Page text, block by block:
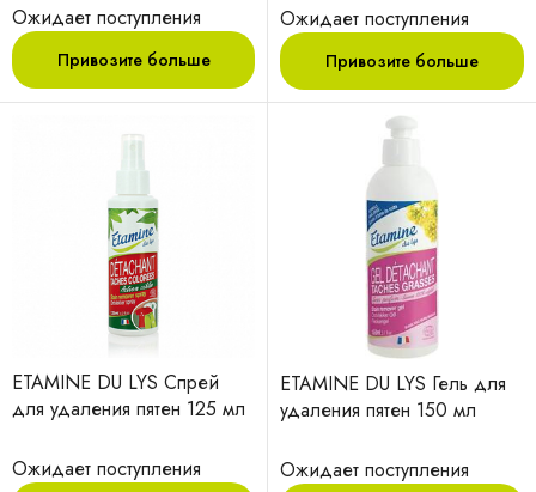
Ожидает поступления
Привозите больше
Ожидает поступления
Привозите больше
ETAMINE DU LYS Спрей
для удаления пятен 125 мл
Ожидает поступления
ETAMINE DU LYS Гель для
удаления пятен 150 мл
Ожидает поступления